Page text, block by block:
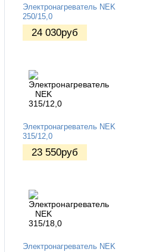
Электронагреватель NEK
250/15,0
24 030руб
Электронагреватель NEK
315/12,0
23 550руб
Электронагреватель NEK